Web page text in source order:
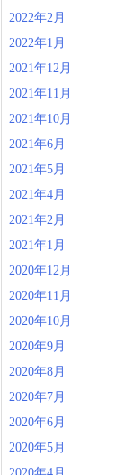
2022年2月
2022年1月
2021年12月
2021年11月
2021年10月
2021年6月
2021年5月
2021年4月
2021年2月
2021年1月
2020年12月
2020年11月
2020年10月
2020年9月
2020年8月
2020年7月
2020年6月
2020年5月